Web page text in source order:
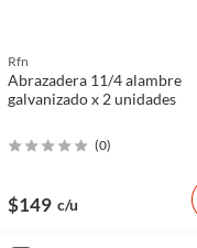
Rfn
Abrazadera 11/4 alambre
galvanizado x 2 unidades
(0)
$149 c/u